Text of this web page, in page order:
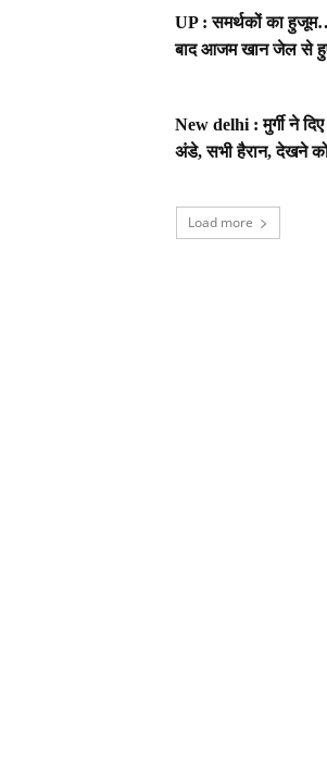
UP : समर्थकों का
बाद आजम खान जेल से
New delhi : मुर्गी ने
अंडे, सभी हैरान, देखने
Load more